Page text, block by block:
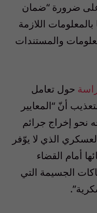
على ضرورة “ضمان
اللازمة
والمستندات
حول تعامل
أنّ “المعايير
نحو إخراج جرائم
الذي لا يوّفر
أمام القضاء
الجسيمة التي